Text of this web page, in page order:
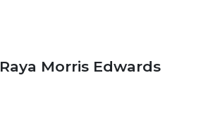
Raya Morris Edwards